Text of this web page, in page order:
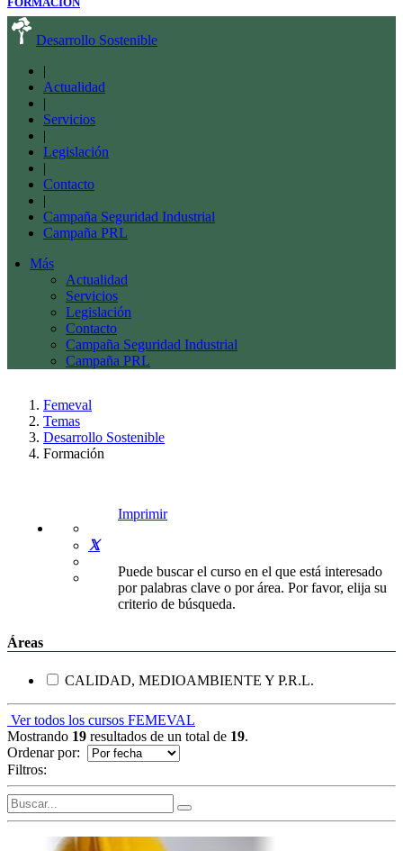
Desarrollo Sostenible
|
Actualidad
|
Servicios
|
Legislación
|
Contacto
|
Campaña Seguridad Industrial
Campaña PRL
Más
Actualidad
Servicios
Legislación
Contacto
Campaña Seguridad Industrial
Campaña PRL
Femeval
Temas
Desarrollo Sostenible
Formación
Imprimir
Puede buscar el curso en el que está interesado
por palabras clave o por área. Por favor, elija su
criterio de búsqueda.
Áreas
CALIDAD, MEDIOAMBIENTE Y P.R.L.
Ver todos los cursos FEMEVAL
Mostrando 19 resultados de un total de 19.
Ordenar por:
Filtros: